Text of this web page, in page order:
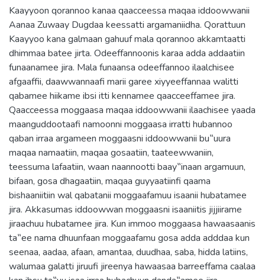
Kaayyoon qorannoo kanaa qaacceessa maqaa iddoowwanii
Aanaa Zuwaay Dugdaa keessatti argamaniidha. Qorattuun
Kaayyoo kana galmaan gahuuf mala qorannoo akkamtaatti
dhimmaa batee jirta. Odeeffannoonis karaa adda addaatiin
funaanamee jira. Mala funaansa odeeffannoo ilaalchisee
afgaaffii, daawwannaafi marii garee xiyyeeffannaa walitti
qabamee hiikame ibsi itti kennamee qaacceeffamee jira.
Qaacceessa moggaasa maqaa iddoowwanii ilaachisee yaada
maanguddootaafi namoonni moggaasa irratti hubannoo
qaban irraa argameen moggaasni iddoowwanii bu‟uura
maqaa namaatiin, maqaa gosaatiin, taateewwaniin,
teessuma lafaatiin, waan naannootti baay‟inaan argamuun,
bifaan, gosa dhagaatiin, maqaa guyyaatiinfi qaama
bishaaniitiin wal qabatanii moggaafamuu isaanii hubatamee
jira. Akkasumas iddoowwan moggaasni isaaniitis jijjiirame
jiraachuu hubatamee jira. Kun immoo moggaasa hawaasaanis
ta‟ee nama dhuunfaan moggaafamu gosa adda adddaa kun
seenaa, aadaa, afaan, amantaa, duudhaa, saba, hidda latiins,
walumaa galatti jiruufi jireenya hawaasaa barreeffama caalaa